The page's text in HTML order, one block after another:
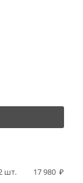
шт. 17 980